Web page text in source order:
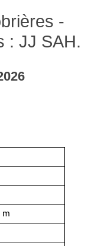
-
: JJ SAH.
m